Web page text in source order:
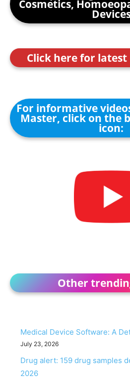
Cosmetics,
Click here for
For informative
Master, click on the
icon:
Other
Medical Device Software: A
July 23, 2026
Drug alert: 159 drug samples
2026